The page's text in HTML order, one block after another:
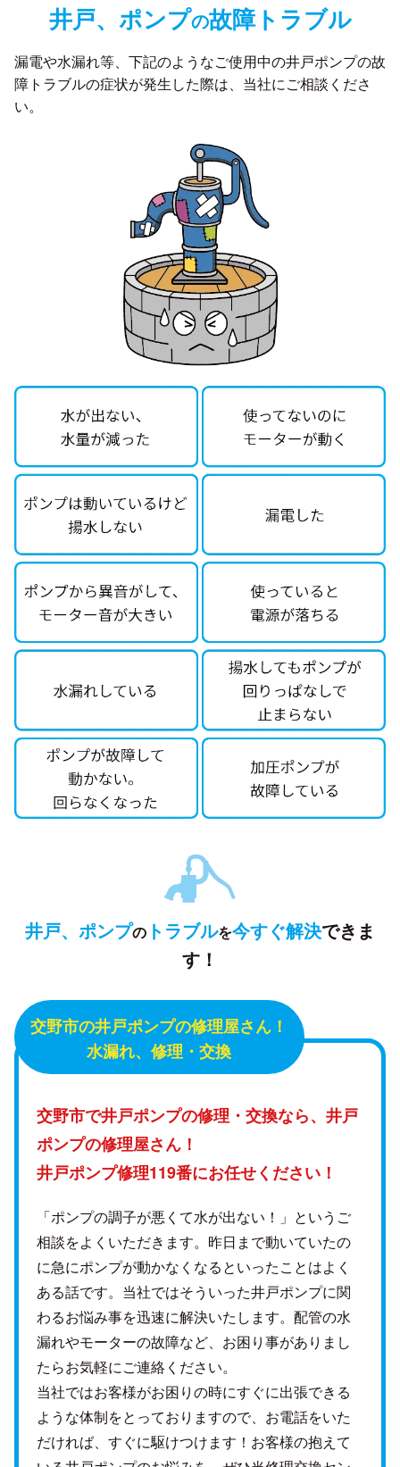
井戸、ポンプの故障トラブル
漏電や水漏れ等、下記のようなご使用中の井戸ポンプの故
障トラブルの症状が発生した際は、 当社にご相談くださ
い。
井戸、ポンプの トラブルを今すぐ解決できま
す！
交野市の井戸ポンプの修理屋さん！
水漏れ、修理・交換
交野市で井戸ポンプの修理・交換なら、 井戸
ポンプの修理屋さん！
井戸ポンプ修理119番にお任せください！
「ポンプの調子が悪くて水が出ない！」というご
相談をよくいただきます。昨日まで動いていたの
に急にポンプが動かなくなるといったことはよく
ある話です。当社ではそういった井戸ポンプに関
わるお悩み事を迅速に解決いたします。配管の水
漏れやモーターの故障など、お困り事がありまし
たらお気軽にご連絡ください。
当社ではお客様がお困りの時にすぐに出張できる
ような体制をとっておりますので、お電話をいた
だければ、すぐに駆けつけます！お客様の抱えて